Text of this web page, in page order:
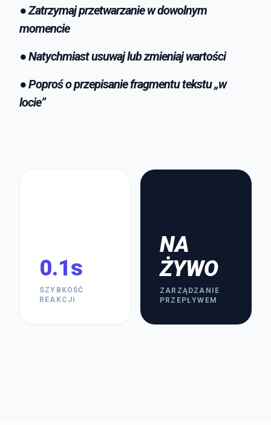
0.1s
SZYBKOŚĆ
REAKCJI
NA
ŻYWO
ZARZĄDZANIE
PRZEPŁYWEM
● Zatrzymaj przetwarzanie w dowolnym
momencie
● Natychmiast usuwaj lub zmieniaj wartości
● Poproś o przepisanie fragmentu tekstu „w
locie”